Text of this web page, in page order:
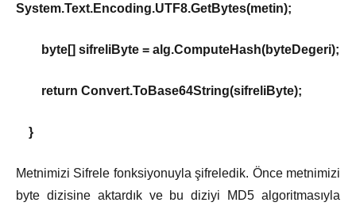
System.Text.Encoding.UTF8.GetBytes(metin);
byte[] sifreliByte = alg.ComputeHash(byteDegeri);
return Convert.ToBase64String(sifreliByte);
}
Metnimizi Sifrele fonksiyonuyla şifreledik. Önce metnimizi
byte dizisine aktardık ve bu diziyi MD5 algoritmasıyla